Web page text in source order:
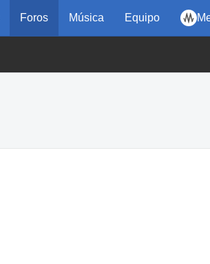
Foros Música Equipo